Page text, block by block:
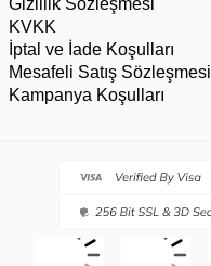
KVKK
İptal ve İade Koşulları
Mesafeli Satış Sözleşmesi
Kampanya Koşulları